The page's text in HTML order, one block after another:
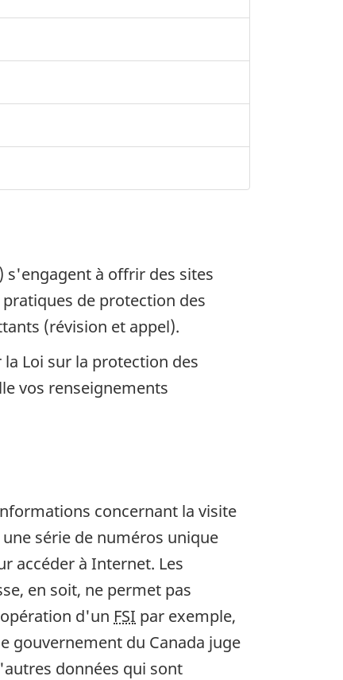
s'engagent à offrir des sites
de protection des
(révision et appel).
Loi sur la protection des
vos renseignements
concernant la visite
série de numéros unique
accéder à Internet. Les
en soit, ne permet pas
d'un FSI par exemple,
gouvernement du Canada juge
données qui sont